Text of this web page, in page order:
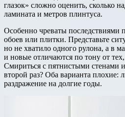
глазок» сложно оценить, сколько
ламината и метров плинтуса.
Особенно чреваты последствиями
обоев или плитки. Представьте
но не хватило одного рулона, а в
и новые отличаются по тону от
Смириться с пятнистыми стенами
второй раз? Оба варианта плохие:
раздражение на долгие годы.